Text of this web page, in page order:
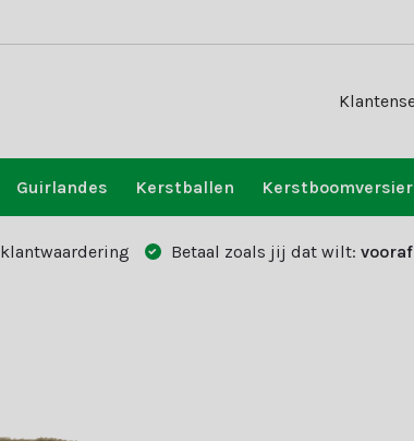
Guirlandes Kerstballen
klantwaardering Betaal zoals jij dat wilt: